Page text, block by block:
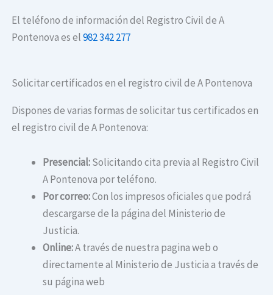
El teléfono de información del Registro Civil de A
Pontenova es el982 342 277
Solicitar certificados en el registro civil de A Pontenova
Dispones de varias formas de solicitar tus certificados en
el registro civil de A Pontenova:
Presencial:Solicitando cita previa al Registro Civil
A Pontenova por teléfono.
Por correo:Con los impresos oficiales que podrá
descargarse de la página del Ministerio de
Justicia.
Online:A través de nuestra pagina web o
directamente al Ministerio de Justicia a través de
su página web